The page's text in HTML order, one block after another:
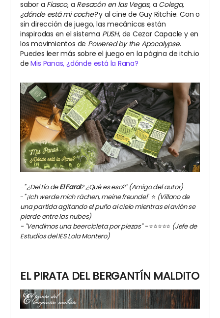
sabor a Fiasco, a Resacón en las Vegas, a Colega,
¿dónde está mi coche?y al cine de Guy Ritchie. Con o
sin dirección de juego, las mecánicas están
inspiradas en el sistema PUSH, de Cezar Capacle y en
los movimientos de Powered by the Apocalypse.
Puedes leer más sobre el juego en la página de itch.io
deMis Panas, ¿dónde está la Rana?
-"¿Del tío deEl Farol? ¿Qué es eso?" (Amigo del autor)
-"¡Ich werde mich rächen, meine freunde!" ⭐️ (Villano de
una partida agitando el puño al cielo mientras el avión se
pierde entre las nubes)
- "Vendimos una beercicleta por piezas" -⭐️⭐️⭐️⭐️⭐️ (Jefe de
Estudios del IES Lola Montero)
EL PIRATA DEL BERGANTÍN MALDITO